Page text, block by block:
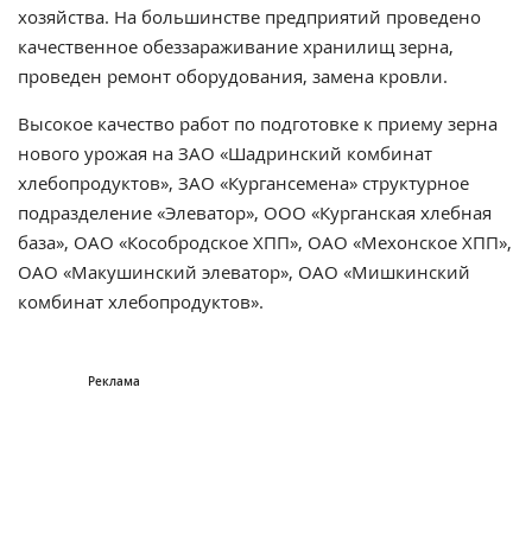
хозяйства. На большинстве предприятий проведено
качественное обеззараживание хранилищ зерна,
проведен ремонт оборудования, замена кровли.
Высокое качество работ по подготовке к приему зерна
нового урожая на ЗАО «Шадринский комбинат
хлебопродуктов», ЗАО «Кургансемена» структурное
подразделение «Элеватор», ООО «Курганская хлебная
база», ОАО «Кособродское ХПП», ОАО «Мехонское ХПП»,
ОАО «Макушинский элеватор», ОАО «Мишкинский
комбинат хлебопродуктов».